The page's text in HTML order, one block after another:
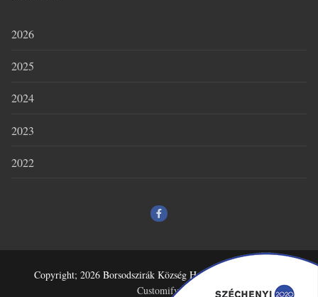
2026
2025
2024
2023
2022
Copyright; 2026 Borsodszirák Község Honlapja – Powered by
Customify.